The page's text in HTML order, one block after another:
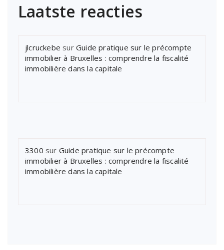
Laatste reacties
jlcruckebe sur Guide pratique sur le précompte
immobilier à Bruxelles : comprendre la fiscalité
immobilière dans la capitale
3300 sur Guide pratique sur le précompte
immobilier à Bruxelles : comprendre la fiscalité
immobilière dans la capitale